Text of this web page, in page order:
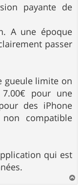
payante de
A une époque
passer
gueule limite on
pour une
des iPhone
compatible
qui est
a